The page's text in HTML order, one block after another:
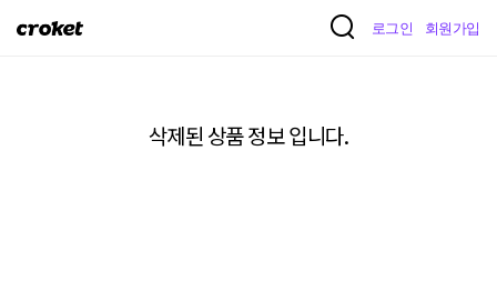
크
로그인 회원가입
삭제된 상품 정보 입니다.